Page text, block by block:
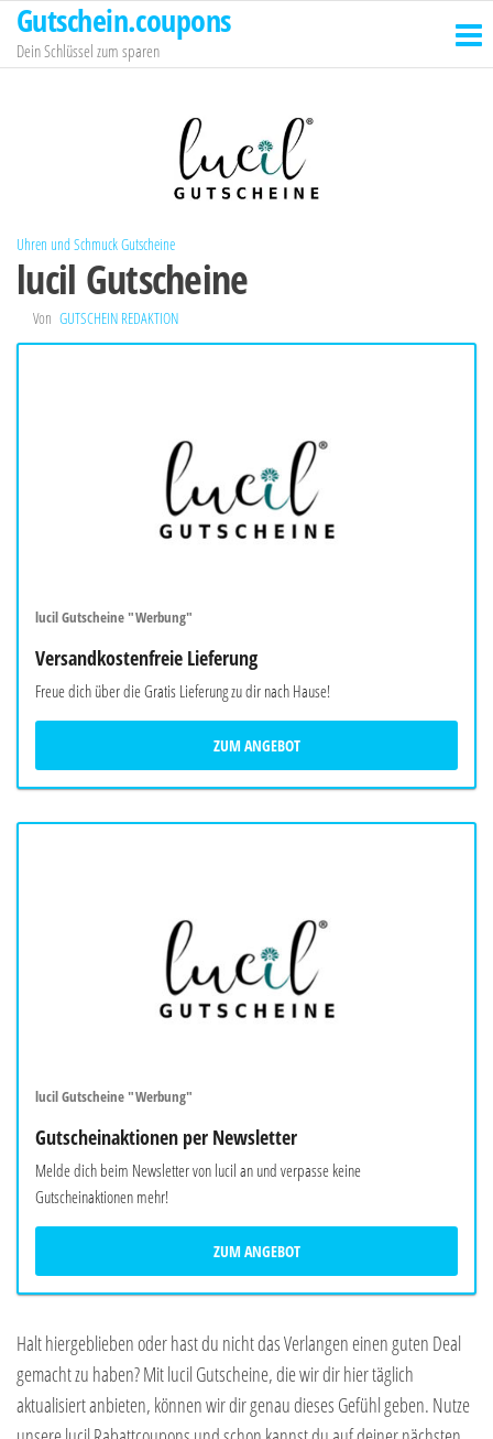
Zum
Inhalt
springen
Gutschein.coupons
Dein Schlüssel zum sparen
Uhren und Schmuck Gutscheine
lucil Gutscheine
Von GUTSCHEIN REDAKTION
lucil Gutscheine "Werbung"
Versandkostenfreie Lieferung
Freue dich über die Gratis Lieferung zu dir nach Hause!
ZUM ANGEBOT
lucil Gutscheine "Werbung"
Gutscheinaktionen per Newsletter
Melde dich beim Newsletter von lucil an und verpasse keine
Gutscheinaktionen mehr!
ZUM ANGEBOT
Halt hiergeblieben oder hast du nicht das Verlangen einen guten Deal
gemacht zu haben? Mit lucil Gutscheine, die wir dir hier täglich
aktualisiert anbieten, können wir dir genau dieses Gefühl geben. Nutze